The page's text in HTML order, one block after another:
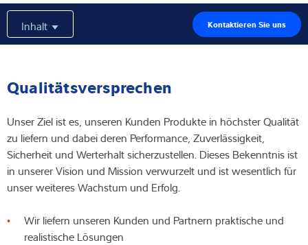
Expertise und Wissen
Über uns
Produktfinder
Inhalt Kontaktieren Sie uns
Qualitätsversprechen
Unser Ziel ist es, unseren Kunden Produkte in höchster Qualität
zu liefern und dabei deren Performance, Zuverlässigkeit,
Sicherheit und Werterhalt sicherzustellen. Dieses Bekenntnis ist
in unserer Vision und Mission verwurzelt und ist wesentlich für
unser weiteres Wachstum und Erfolg.
Wir liefern unseren Kunden und Partnern praktische und
realistische Lösungen